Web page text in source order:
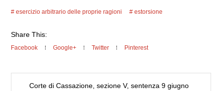
esercizio arbitrario delle proprie ragioni estorsione
Share This:
Facebook Google+ Twitter Pinterest
Corte di Cassazione, sezione V, sentenza 9 giugno